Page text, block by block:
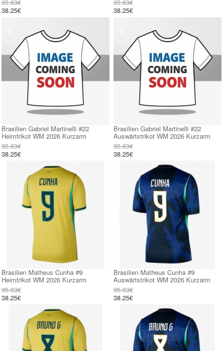
95.63€
38.25€
95.63€
38.25€
Brasilien Gabriel Martinelli #22
Heimtrikot WM 2026 Kurzarm
95.63€
38.25€
Brasilien Gabriel Martinelli #22
Auswärtstrikot WM 2026 Kurzarm
95.63€
38.25€
Brasilien Matheus Cunha #9
Heimtrikot WM 2026 Kurzarm
95.63€
38.25€
Brasilien Matheus Cunha #9
Auswärtstrikot WM 2026 Kurzarm
95.63€
38.25€